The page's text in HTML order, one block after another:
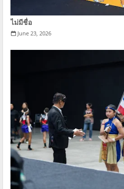
ไม่มีชื่อ
June 23, 2026